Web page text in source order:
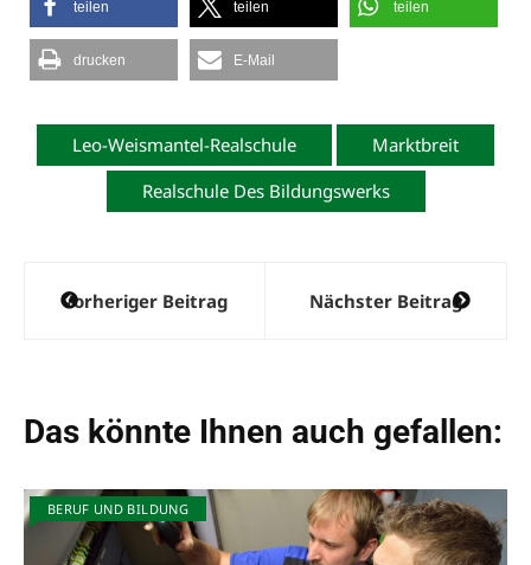
teilen teilen teilen
drucken E-Mail
Leo-Weismantel-Realschule
Marktbreit
Realschule Des Bildungswerks
Beitragsnavigation
Vorheriger Beitrag Nächster Beitrag
Das könnte Ihnen auch gefallen:
BERUF UND BILDUNG